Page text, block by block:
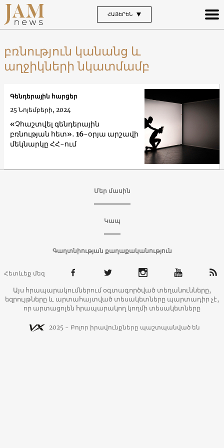
ՀԱՅԵՐԵՆ
բռնություն կանանց և
աղջիկների նկատմամբ
«Չհաշտվել գենդերային
բռնության հետ»․ 16-օրյա արշավի
մեկնարկը ՀՀ-ում
Գենդերային հարցեր
25 Նոյեմբերի, 2024
Մեր մասին
Կապ
Գաղտնիության քաղաքականություն
Հետևեք մեզ
Այս հրապարակումներում օգտագործված տեղանունները,
եզրույթները և արտահայտված տեսակետները պարտադիր չէ,
որ արտացոլեն հրապարակող կողմի տեսակետները
2025 - Բոլոր իրավունքները պաշտպանված են